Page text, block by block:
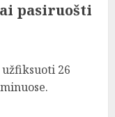
pasiruošti
26